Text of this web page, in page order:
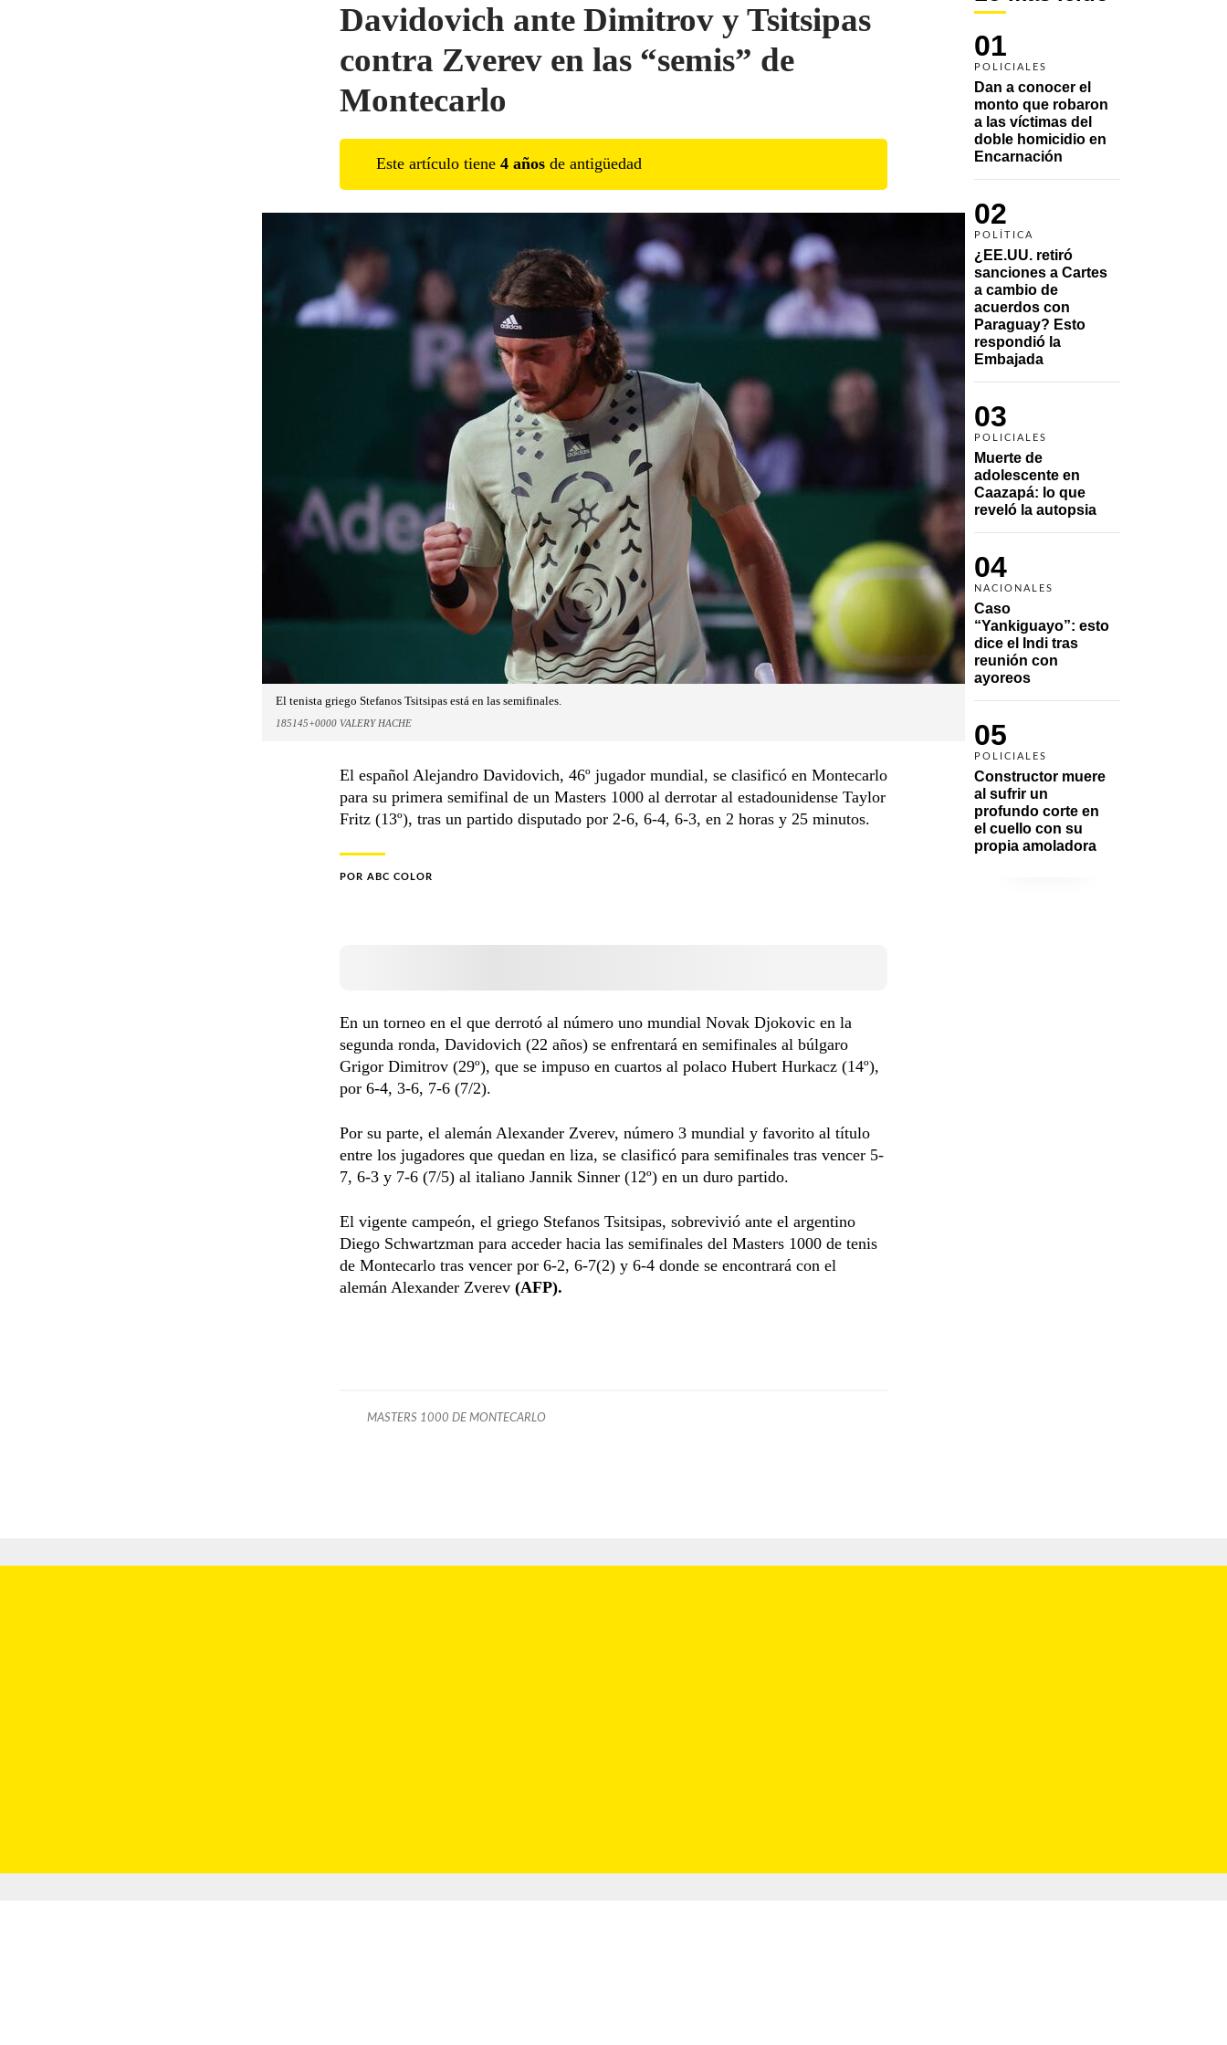
01
POLICIALES
Dan a conocer el
monto que robaron
a las víctimas del
doble homicidio en
Encarnación
02
POLÍTICA
¿EE.UU. retiró
sanciones a Cartes
a cambio de
acuerdos con
Paraguay? Esto
respondió la
Embajada
03
POLICIALES
Muerte de
adolescente en
Caazapá: lo que
reveló la autopsia
04
NACIONALES
Caso
“Yankiguayo”: esto
dice el Indi tras
reunión con
ayoreos
05
POLICIALES
Constructor muere
al sufrir un
profundo corte en
el cuello con su
propia amoladora
Davidovich ante Dimitrov y Tsitsipas
contra Zverev en las “semis” de
Montecarlo
Este artículo tiene 4 años de antigüedad
El tenista griego Stefanos Tsitsipas está en las semifinales.
185145+0000 VALERY HACHE
El español Alejandro Davidovich, 46º jugador mundial, se clasificó en Montecarlo
para su primera semifinal de un Masters 1000 al derrotar al estadounidense Taylor
Fritz (13º), tras un partido disputado por 2-6, 6-4, 6-3, en 2 horas y 25 minutos.
POR ABC COLOR
En un torneo en el que derrotó al número uno mundial Novak Djokovic en la
segunda ronda, Davidovich (22 años) se enfrentará en semifinales al búlgaro
Grigor Dimitrov (29º), que se impuso en cuartos al polaco Hubert Hurkacz (14º),
por 6-4, 3-6, 7-6 (7/2).
Por su parte, el alemán Alexander Zverev, número 3 mundial y favorito al título
entre los jugadores que quedan en liza, se clasificó para semifinales tras vencer 5-
7, 6-3 y 7-6 (7/5) al italiano Jannik Sinner (12º) en un duro partido.
El vigente campeón, el griego Stefanos Tsitsipas, sobrevivió ante el argentino
Diego Schwartzman para acceder hacia las semifinales del Masters 1000 de tenis
de Montecarlo tras vencer por 6-2, 6-7(2) y 6-4 donde se encontrará con el
alemán Alexander Zverev (AFP).
MASTERS 1000 DE MONTECARLO